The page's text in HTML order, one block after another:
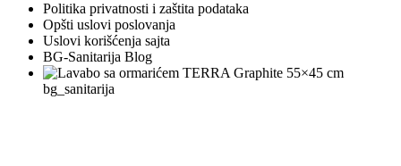
Politika privatnosti i zaštita podataka
Opšti uslovi poslovanja
Uslovi korišćenja sajta
BG-Sanitarija Blog
bg_sanitarija